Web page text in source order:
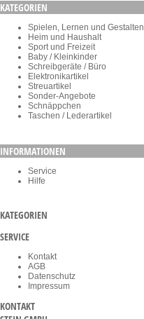
KATEGORIEN
Spielen, Lernen und Gestalten
Heim und Haushalt
Sport und Freizeit
Baby / Kleinkinder
Schreibgeräte / Büro
Elektronikartikel
Streuartikel
Sonder-Angebote
Schnäppchen
Taschen / Lederartikel
INFORMATIONEN
Service
Hilfe
KATEGORIEN
SERVICE
Kontakt
AGB
Datenschutz
Impressum
KONTAKT